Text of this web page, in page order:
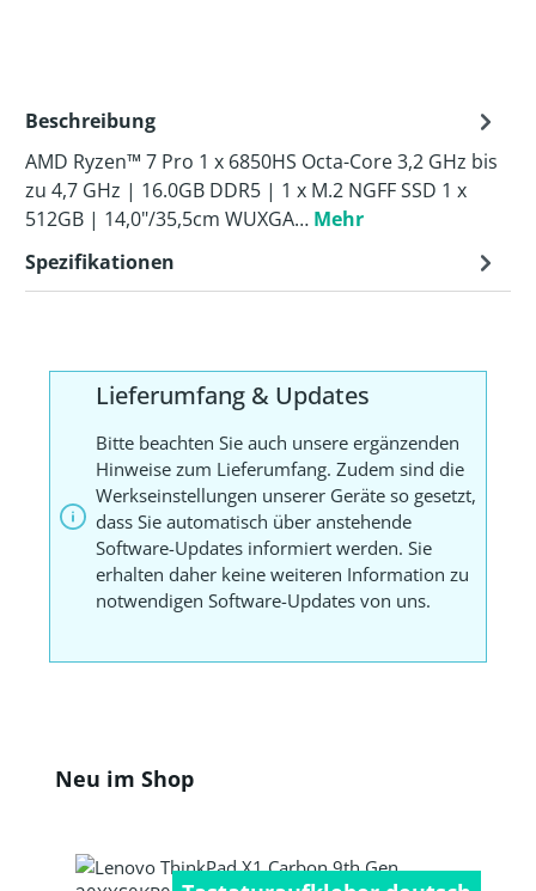
Beschreibung
AMD Ryzen™ 7 Pro 1 x 6850HS Octa-Core 3,2 GHz bis
zu 4,7 GHz | 16.0GB DDR5 | 1 x M.2 NGFF SSD 1 x
512GB | 14,0"/35,5cm WUXGA… Mehr
Spezifikationen
Lieferumfang & Updates
Bitte beachten Sie auch unsere ergänzenden
Hinweise zum Lieferumfang. Zudem sind die
Werkseinstellungen unserer Geräte so gesetzt,
dass Sie automatisch über anstehende
Software-Updates informiert werden. Sie
erhalten daher keine weiteren Information zu
notwendigen Software-Updates von uns.
Produktgalerie überspringen
Neu im Shop